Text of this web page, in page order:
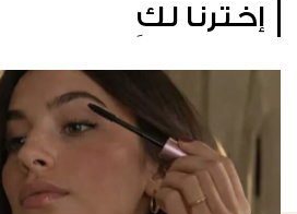
إخترنا لكِ